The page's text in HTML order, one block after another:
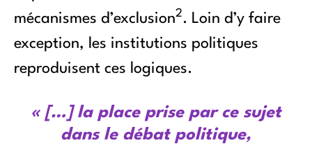
mécanismes d’exclusion2. Loin d’y faire
exception, les institutions politiques
reproduisent ces logiques.
« […] la place prise par ce sujet
dans le débat politique,